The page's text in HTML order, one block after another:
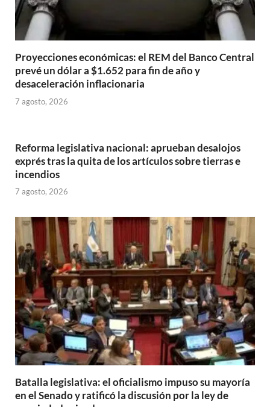
Proyecciones económicas: el REM del Banco Central
prevé un dólar a $1.652 para fin de año y
desaceleración inflacionaria
7 agosto, 2026
Reforma legislativa nacional: aprueban desalojos
exprés tras la quita de los artículos sobre tierras e
incendios
7 agosto, 2026
Batalla legislativa: el oficialismo impuso su mayoría
en el Senado y ratificó la discusión por la ley de